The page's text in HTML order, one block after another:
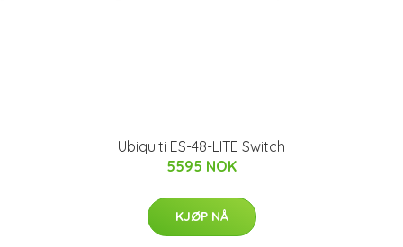
Ubiquiti ES-48-LITE Switch
5595 NOK
KJØP NÅ